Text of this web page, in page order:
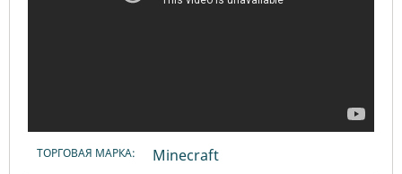
ТОРГОВАЯ МАРКА: Minecraft